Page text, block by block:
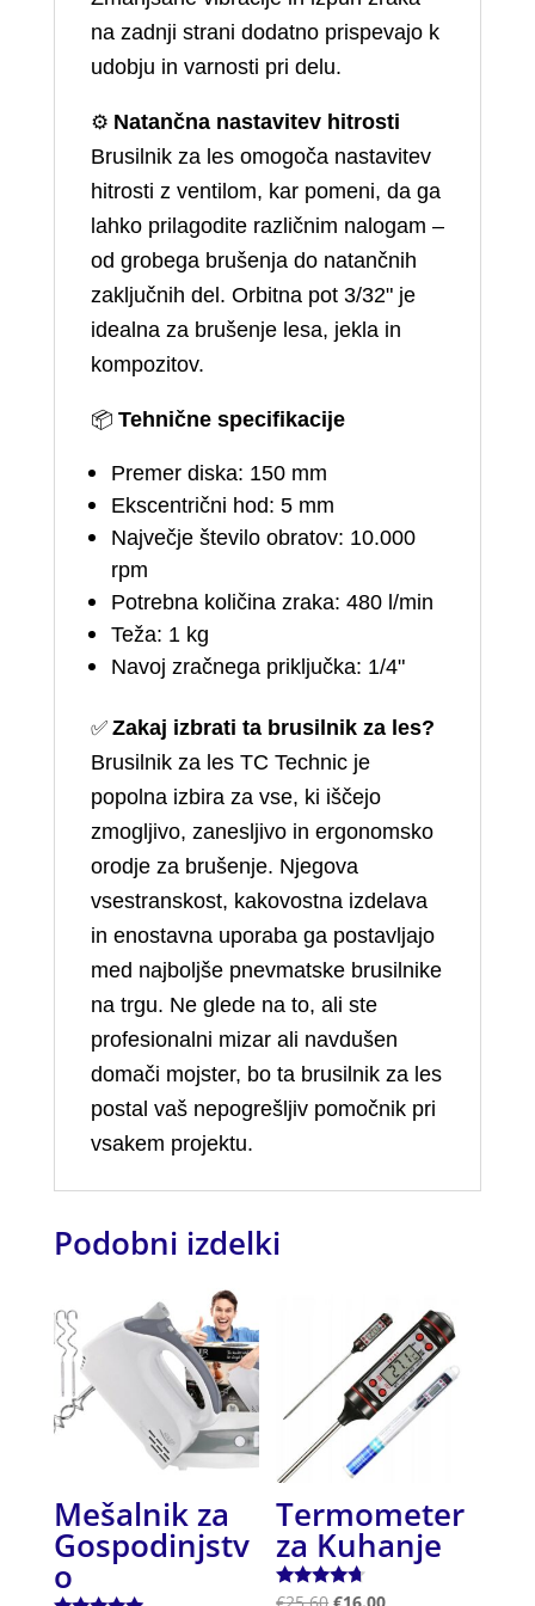
na zadnji strani dodatno prispevajo k
udobju in varnosti pri delu.
⚙️ Natančna nastavitev hitrosti
Brusilnik za les omogoča nastavitev
hitrosti z ventilom, kar pomeni, da ga
lahko prilagodite različnim nalogam –
od grobega brušenja do natančnih
zaključnih del. Orbitna pot 3/32" je
idealna za brušenje lesa, jekla in
kompozitov.
📦 Tehnične specifikacije
Premer diska: 150 mm
Ekscentrični hod: 5 mm
Največje število obratov: 10.000
rpm
Potrebna količina zraka: 480 l/min
Teža: 1 kg
Navoj zračnega priključka: 1/4"
✅ Zakaj izbrati ta brusilnik za les?
Brusilnik za les TC Technic je
popolna izbira za vse, ki iščejo
zmogljivo, zanesljivo in ergonomsko
orodje za brušenje. Njegova
vsestranskost, kakovostna izdelava
in enostavna uporaba ga postavljajo
med najboljše pnevmatske brusilnike
na trgu. Ne glede na to, ali ste
profesionalni mizar ali navdušen
domači mojster, bo ta brusilnik za les
postal vaš nepogrešljiv pomočnik pri
vsakem projektu.
Podobni izdelki
Mešalnik za
Gospodinjstv
o
Termometer
za Kuhanje
Ocenjeno